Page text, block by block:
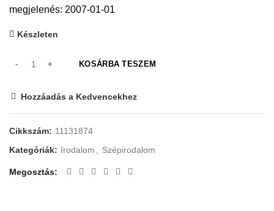
megjelenés: 2007-01-01
Készleten
KOSÁRBA TESZEM
Hozzáadás a Kedvencekhez
Cikkszám: 11131874
Kategóriák: Irodalom Szépirodalom
Megosztás